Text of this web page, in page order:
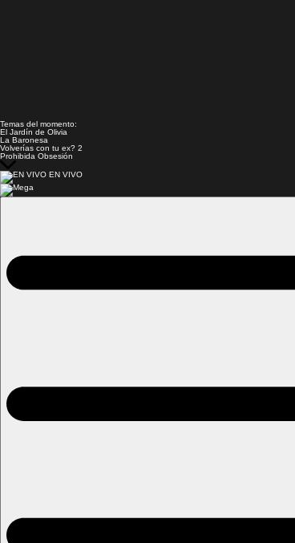
Temas del momento:
El Jardín de Olivia
La Baronesa
Volverías con tu ex? 2
Prohibida Obsesión
EN VIVO